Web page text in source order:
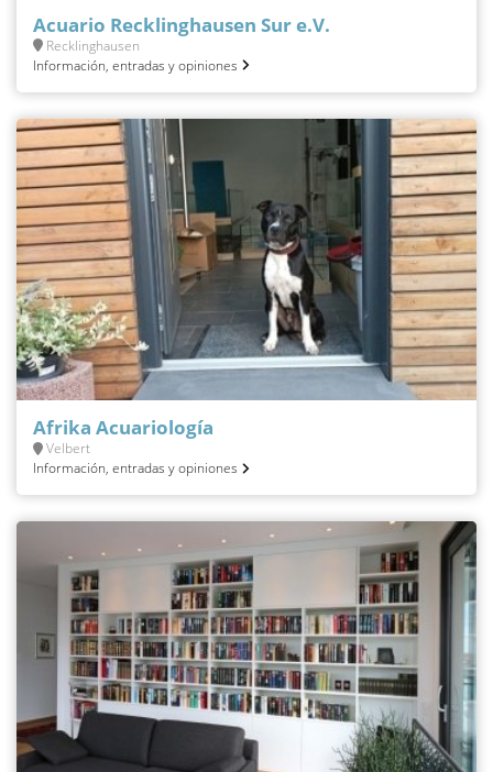
Acuario Recklinghausen Sur e.V.
Recklinghausen
Información, entradas y opiniones
Afrika Acuariología
Velbert
Información, entradas y opiniones